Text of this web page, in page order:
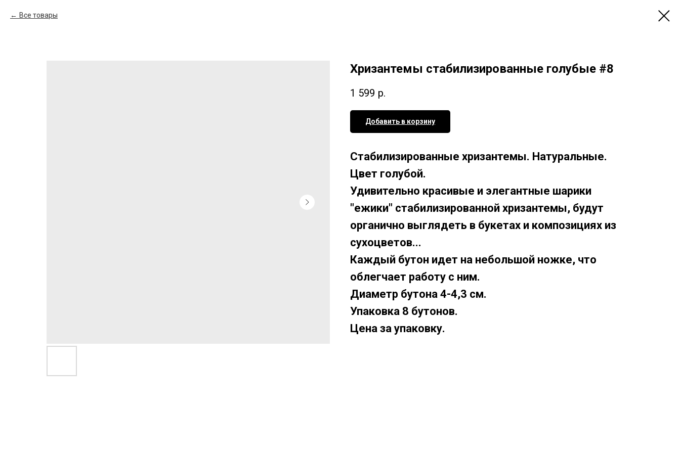
Все товары
Хризантемы стабилизированные голубые #8
1 599 р.
Добавить в корзину
Стабилизированные хризантемы. Натуральные.
Цвет голубой.
Удивительно красивые и элегантные шарики
"ежики" стабилизированной хризантемы, будут
органично выглядеть в букетах и композициях из
сухоцветов...
Каждый бутон идет на небольшой ножке, что
облегчает работу с ним.
Диаметр бутона 4-4,3 см.
Упаковка 8 бутонов.
Цена за упаковку.